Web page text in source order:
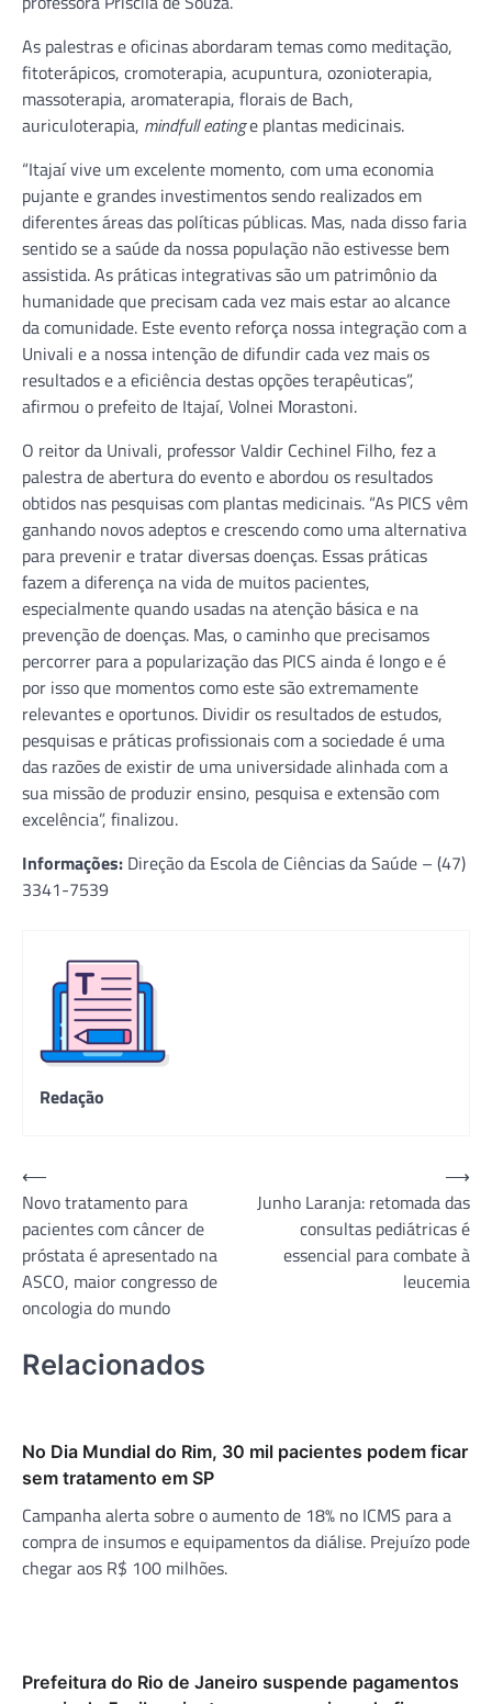
As palestras e oficinas abordaram temas como meditação,
fitoterápicos, cromoterapia, acupuntura, ozonioterapia,
massoterapia, aromaterapia, florais de Bach,
auriculoterapia, mindfull eatinge plantas medicinais.
“Itajaí vive um excelente momento, com uma economia
pujante e grandes investimentos sendo realizados em
diferentes áreas das políticas públicas. Mas, nada disso faria
sentido se a saúde da nossa população não estivesse bem
assistida. As práticas integrativas são um patrimônio da
humanidade que precisam cada vez mais estar ao alcance
da comunidade. Este evento reforça nossa integração com a
Univali e a nossa intenção de difundir cada vez mais os
resultados e a eficiência destas opções terapêuticas”,
afirmou o prefeito de Itajaí, Volnei Morastoni.
O reitor da Univali, professor Valdir Cechinel Filho, fez a
palestra de abertura do evento e abordou os resultados
obtidos nas pesquisas com plantas medicinais. “As PICS vêm
ganhando novos adeptos e crescendo como uma alternativa
para prevenir e tratar diversas doenças. Essas práticas
fazem a diferença na vida de muitos pacientes,
especialmente quando usadas na atenção básica e na
prevenção de doenças. Mas, o caminho que precisamos
percorrer para a popularização das PICS ainda é longo e é
por isso que momentos como este são extremamente
relevantes e oportunos. Dividir os resultados de estudos,
pesquisas e práticas profissionais com a sociedade é uma
das razões de existir de uma universidade alinhada com a
sua missão de produzir ensino, pesquisa e extensão com
excelência”, finalizou.
Informações: Direção da Escola de Ciências da Saúde – (47)
3341-7539
Redação
Navegação
de
Post
⟵
Novo tratamento para
pacientes com câncer de
próstata é apresentado na
ASCO, maior congresso de
oncologia do mundo
Junho Laranja: retomada das
consultas pediátricas é
essencial para combate à
leucemia
⟶
Relacionados
No Dia Mundial do Rim, 30 mil pacientes podem ficar
sem tratamento em SP
Campanha alerta sobre o aumento de 18% no ICMS para a
compra de insumos e equipamentos da diálise. Prejuízo pode
chegar aos R$ 100 milhões.
Prefeitura do Rio de Janeiro suspende pagamentos